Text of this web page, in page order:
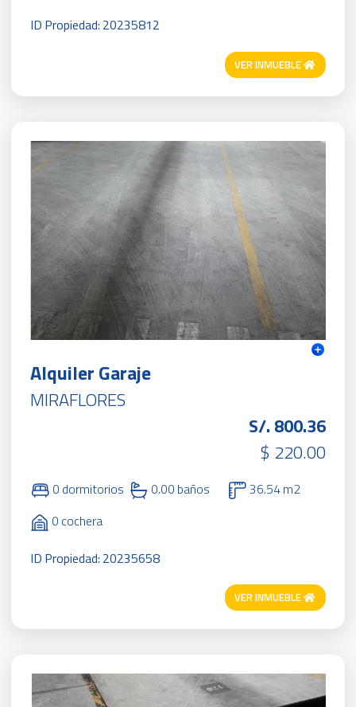
ID Propiedad: 20235812
VER INMUEBLE
Alquiler Garaje
MIRAFLORES
S/. 800.36
$ 220.00
0 dormitorios 0.00 baños
36.54 m2
0 cochera
ID Propiedad: 20235658
VER INMUEBLE